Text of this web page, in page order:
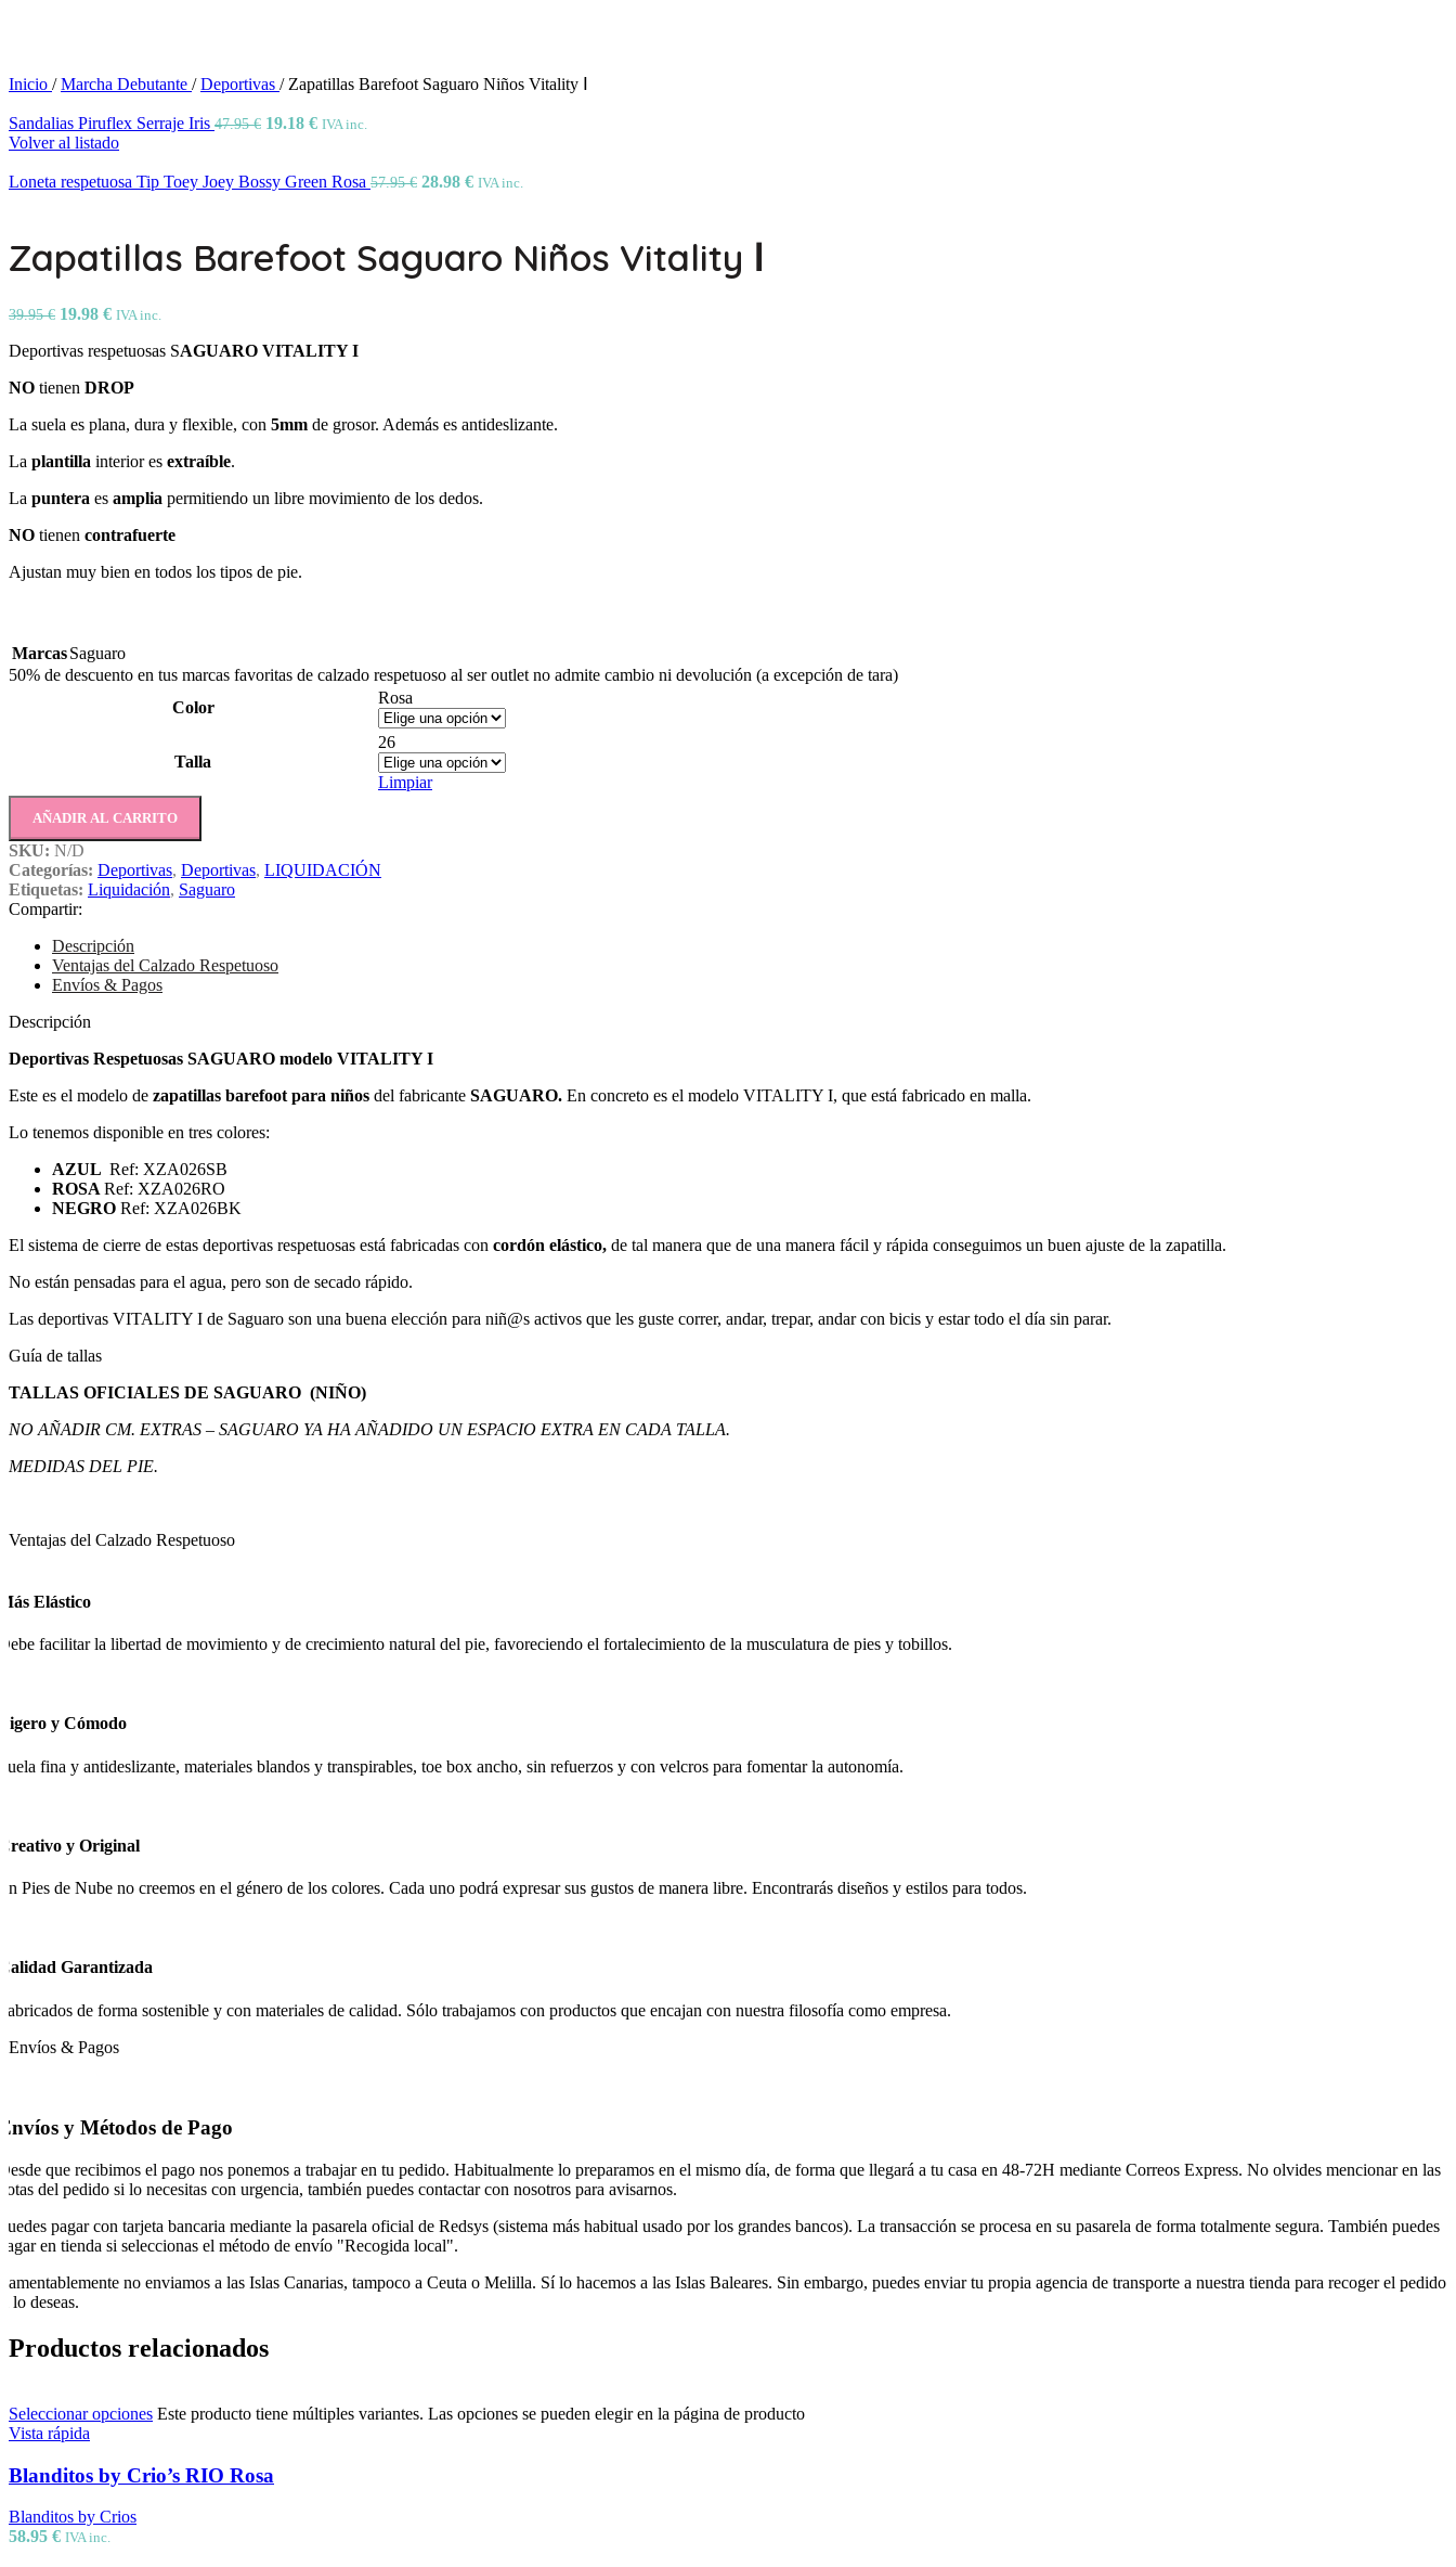
Inicio / Marcha Debutante / Deportivas / Zapatillas Barefoot Saguaro Niños Vitality Ⅰ
Sandalias Piruflex Serraje Iris 47.95€ 19.18 € IVA inc.
Volver al listado
Loneta respetuosa Tip Toey Joey Bossy Green Rosa 57.95€ 28.98 € IVA inc.
Zapatillas Barefoot Saguaro Niños Vitality Ⅰ
39.95€ 19.98 € IVA inc.
Deportivas respetuosas SAGUARO VITALITY I
NO tienen DROP
La suela es plana, dura y flexible, con 5mm de grosor. Además es antideslizante.
La plantilla interior es extraíble.
La puntera es amplia permitiendo un libre movimiento de los dedos.
NO tienen contrafuerte
Ajustan muy bien en todos los tipos de pie.
MarcasSaguaro
50% de descuento en tus marcas favoritas de calzado respetuoso al ser outlet no admite cambio ni devolución (a excepción de tara)
Color
Rosa
Talla
26
Limpiar
AÑADIR AL CARRITO
SKU: N/D
Categorías: Deportivas, Deportivas, LIQUIDACIÓN
Etiquetas: Liquidación, Saguaro
Compartir:
Descripción
Ventajas del Calzado Respetuoso
Envíos & Pagos
Descripción
Deportivas Respetuosas SAGUARO modelo VITALITY I
Este es el modelo de zapatillas barefoot para niños del fabricante SAGUARO. En concreto es el modelo VITALITY I, que está fabricado en malla.
Lo tenemos disponible en tres colores:
AZUL Ref: XZA026SB
ROSA Ref: XZA026RO
NEGRO Ref: XZA026BK
El sistema de cierre de estas deportivas respetuosas está fabricadas con cordón elástico, de tal manera que de una manera fácil y rápida conseguimos un buen ajuste de la zapatilla.
No están pensadas para el agua, pero son de secado rápido.
Las deportivas VITALITY I de Saguaro son una buena elección para niñ@s activos que les guste correr, andar, trepar, andar con bicis y estar todo el día sin parar.
Guía de tallas
TALLAS OFICIALES DE SAGUARO (NIÑO)
NO AÑADIR CM. EXTRAS – SAGUARO YA HA AÑADIDO UN ESPACIO EXTRA EN CADA TALLA.
MEDIDAS DEL PIE.
Ventajas del Calzado Respetuoso
Elástico
facilitar la libertad de movimiento y de crecimiento natural del pie, favoreciendo el fortalecimiento de la musculatura de pies y tobillos.
y Cómodo
fina y antideslizante, materiales blandos y transpirables, toe box ancho, sin refuerzos y con velcros para fomentar la autonomía.
y Original
Pies de Nube no creemos en el género de los colores. Cada uno podrá expresar sus gustos de manera libre. Encontrarás diseños y estilos para todos.
Garantizada
de forma sostenible y con materiales de calidad. Sólo trabajamos con productos que encajan con nuestra filosofía como empresa.
Envíos & Pagos
y Métodos de Pago
que recibimos el pago nos ponemos a trabajar en tu pedido. Habitualmente lo preparamos en el mismo día, de forma que llegará a tu casa en 48-72H mediante Correos Express. No olvides mencionar en las
del pedido si lo necesitas con urgencia, también puedes contactar con nosotros para avisarnos.
pagar con tarjeta bancaria mediante la pasarela oficial de Redsys (sistema más habitual usado por los grandes bancos). La transacción se procesa en su pasarela de forma totalmente segura. También puedes
en tienda si seleccionas el método de envío "Recogida local".
no enviamos a las Islas Canarias, tampoco a Ceuta o Melilla. Sí lo hacemos a las Islas Baleares. Sin embargo, puedes enviar tu propia agencia de transporte a nuestra tienda para recoger el pedido
lo deseas.
Productos relacionados
Seleccionar opciones Este producto tiene múltiples variantes. Las opciones se pueden elegir en la página de producto
Vista rápida
Blanditos by Crio’s RIO Rosa
Blanditos by Crios
58.95 € IVA inc.